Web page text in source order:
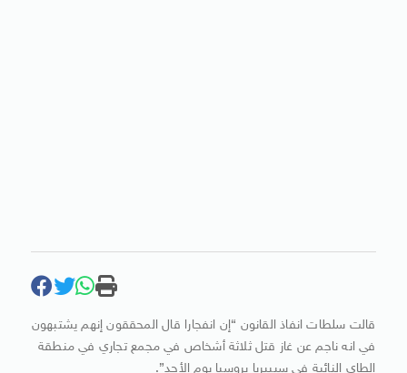
قالت سلطات انفاذ القانون “إن انفجارا قال المحققون إنهم يشتبهون
في انه ناجم عن غاز قتل ثلاثة أشخاص في مجمع تجاري في منطقة
الطاي النائية في سيبيريا بروسيا يوم الأحد”.